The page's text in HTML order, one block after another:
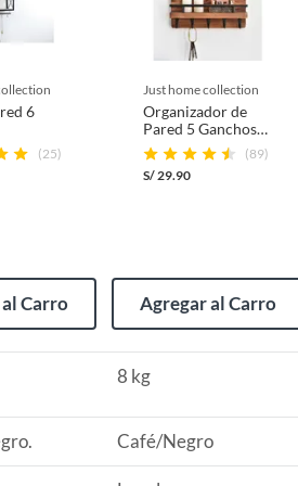
devolución y cambio:
y otros productos para asfalto.
tecnología, línea blanca,
6
(25)
Carro
just home collection
Organizador de
Pared 5 Ganchos
Metálico/Madera
(89)
S/ 29.90
Agregar al Carro
8 kg
Café/Negro